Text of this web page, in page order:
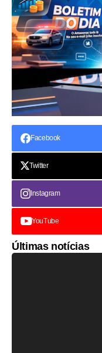
Facebook
Twitter
Instagram
YouTube
Últimas notícias